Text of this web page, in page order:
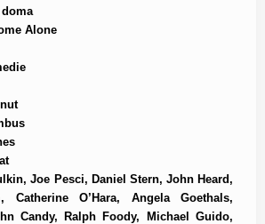
Alone
Joe Pesci, Daniel Stern, John Heard,
Catherine O’Hara, Angela Goethals,
Candy, Ralph Foody, Michael Guido,